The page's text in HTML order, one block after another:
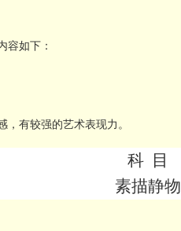
容如下：
有较强的艺术表现力。
科 目
素描静物